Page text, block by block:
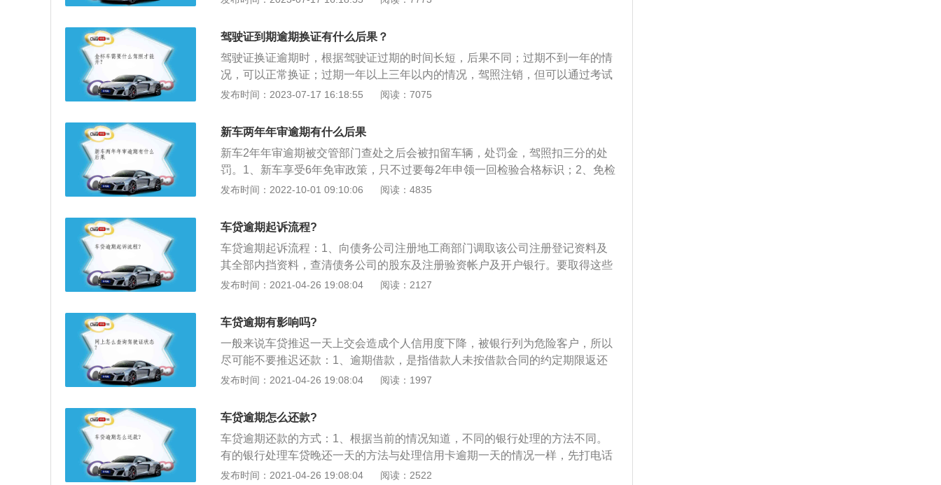
车，但面包车和7座及7座以上车辆除外。)6年内免检政策。“6年内的新车免予上
线检测”，每两年需申请检验标志。
驾驶证到期逾期换证有什么后果？
驾驶证换证逾期时，根据驾驶证过期的时间长短，后果不同；过期不到一年的情
况，可以正常换证；过期一年以上三年以内的情况，驾照注销，但可以通过考试
科目一换证；过期三年以上的情况，驾照作废无法再换证。驾驶证过期处罚规
满一年，驾驶人虽然可以随时换证，但一旦驾车上路面临200元罚款。超过有效
期一年以上未换证，交管部门依法予以注销。其中，逾期不足三年的情况，驾驶
人须通过重考并通过科目一考试，才能恢复驾驶资格。在此期间如果驾车上路，
面临200元以上2000元以下罚款。如果驾驶证超过有效期三年，驾驶证被彻底注
销，驾驶人再想开车必须重考驾驶证，否则，驾车上路依照无证驾驶予以2000元
发布时间：2023-07-17 16:18:55 阅读：7075
新车两年年审逾期有什么后果
新车2年年审逾期被交管部门查处之后会被扣留车辆，处罚金，驾照扣三分的处
罚。1、新车享受6年免审政策，只不过要每2年申领一回检验合格标识；2、免检
标志到期，归属于脱检状态，是不可以上路驾驶的；3、应立即去到车管所进行
是如果是没有审查过得车子通常是不合格的，也可能存有相应的风险性，因此应
当按期进行年审。根据《交通法》规定，未按期参与年审的车子不可上路；未按
期年审上路车子记3分、200元的罚金；未按期参与年审上路归属于违法驾驶，可
做扣车处理。如今全国各地实行通检政策，6年免检期内机动车辆可在异地进行
年审，且不需要委托书。车可以不用到场，车主或办理人只要携带身份证、行驶
后会将资料递交给工作人员受理，进行资料审查。待审核合格后，便可领到年检
合格标志。
发布时间：2022-10-01 09:10:06 阅读：4835
车贷逾期起诉流程?
车贷逾期起诉流程：1、向债务公司注册地工商部门调取该公司注册登记资料及
其全部内挡资料，查清债务公司的股东及注册验资帐户及开户银行。要取得这些
证据，通过代理律师就可以直接到工商部门调取；2、向债务公司注册验资时的
法起诉该债务公司，在诉讼中将该债务公司的股东一并作为被告，同时在诉讼过
程中通过代理律师（必须是执业律师，其他非执业律师代理人不具备资格）向法
院申请调查令，然后向该债务公司注册验资时开户银行调取注册资金的去向凭
证，复印注册资金被取出的相关凭证，并让银行加盖公章予以确认。也可以直接
申请法院到该债务公司注册验资时开户银行调取注册资金被取走的相关凭据；
胜诉后，在申请强制执行过程中通过代理律师申请法院开具调查令或者直接申请
法院调查取证。
发布时间：2021-04-26 19:08:04 阅读：2127
车贷逾期有影响吗?
一般来说车贷推迟一天上交会造成个人信用度下降，被银行列为危险客户，所以
尽可能不要推迟还款：1、逾期借款，是指借款人未按借款合同的约定期限返还
给贷款人的款项。根据合同法的相关规定，借款人未按借款合同的约定期限返还
本金、支付合同约定的借款期间的利息及支付借款逾期部分的利息；2、长期欠
款，恶意逾期，会被纳入征信系统，影响未来贷款和信用卡的使用，直到五年以
后记录才能被消除，期间你还可能碰到电话轰炸，给家人，朋友带来麻烦的催债
模式；3、情节严重还会遭受牢狱之灾，可以肯定的是，欠款五年为还是会被纳
入征信系统的，影响以后的贷款或者买房等。如果没有还款，这种先借款后欺诈
发布时间：2021-04-26 19:08:04 阅读：1997
车贷逾期怎么还款?
车贷逾期还款的方式：1、根据当前的情况知道，不同的银行处理的方法不同。
有的银行处理车贷晚还一天的方法与处理信用卡逾期一天的情况一样，先打电话
提醒贷款人还款；2、若贷款人是因为忘记还款，那么只要当天成功还款，虽然
发布时间：2021-04-26 19:08:04 阅读：2522